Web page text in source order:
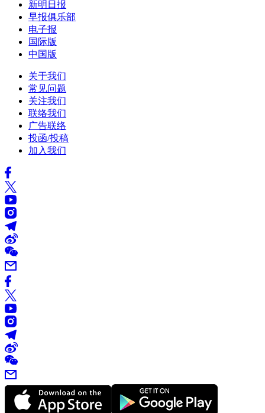
新明日报
早报俱乐部
电子报
国际版
中国版
关于我们
常见问题
关注我们
联络我们
广告联络
投函/投稿
加入我们